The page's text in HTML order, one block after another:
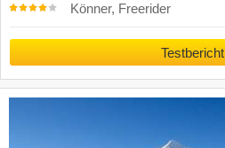
Könner, Freerider
Testbericht